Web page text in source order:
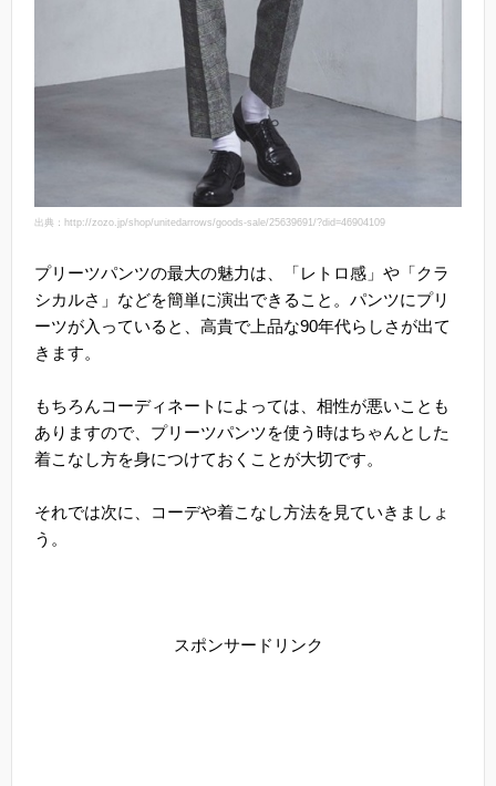
出典：http://zozo.jp/shop/unitedarrows/goods-sale/25639691/?did=46904109
プリーツパンツの最大の魅力は、「レトロ感」や「クラ
シカルさ」などを簡単に演出できること。パンツにプリ
ーツが入っていると、高貴で上品な90年代らしさが出て
きます。
もちろんコーディネートによっては、相性が悪いことも
ありますので、プリーツパンツを使う時はちゃんとした
着こなし方を身につけておくことが大切です。
それでは次に、コーデや着こなし方法を見ていきましょ
う。
スポンサードリンク